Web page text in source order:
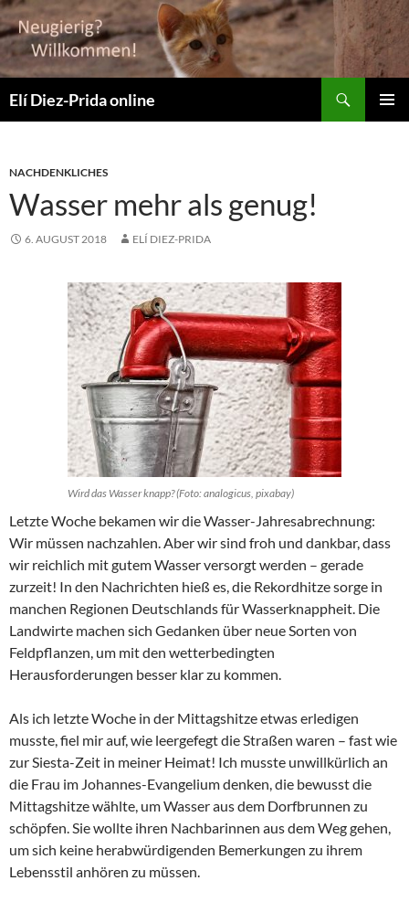
Elí Diez-Prida online
NACHDENKLICHES
Wasser mehr als genug!
6. AUGUST 2018 ELÍ DIEZ-PRIDA
Wird das Wasser knapp? (Foto: analogicus, pixabay)
Letzte Woche bekamen wir die Wasser-Jahresabrechnung:
Wir müssen nachzahlen. Aber wir sind froh und dankbar, dass
wir reichlich mit gutem Wasser versorgt werden – gerade
zurzeit! In den Nachrichten hieß es, die Rekordhitze sorge in
manchen Regionen Deutschlands für Wasserknappheit. Die
Landwirte machen sich Gedanken über neue Sorten von
Feldpflanzen, um mit den wetterbedingten
Herausforderungen besser klar zu kommen.
Als ich letzte Woche in der Mittagshitze etwas erledigen
musste, fiel mir auf, wie leergefegt die Straßen waren – fast wie
zur Siesta-Zeit in meiner Heimat! Ich musste unwillkürlich an
die Frau im Johannes-Evangelium denken, die bewusst die
Mittagshitze wählte, um Wasser aus dem Dorfbrunnen zu
schöpfen. Sie wollte ihren Nachbarinnen aus dem Weg gehen,
um sich keine herabwürdigenden Bemerkungen zu ihrem
Lebensstil anhören zu müssen.